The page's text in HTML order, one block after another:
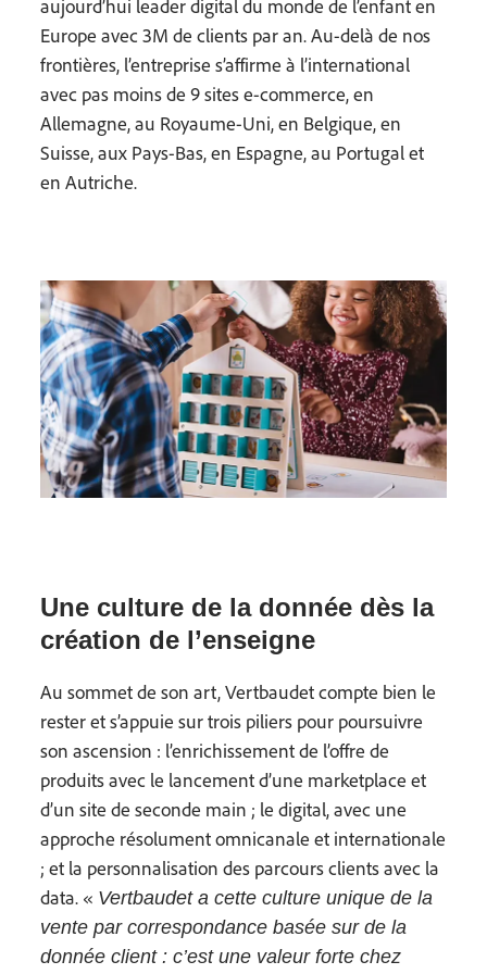
aujourd’hui leader digital du monde de l’enfant en
Europe avec 3M de clients par an. Au-delà de nos
frontières, l’entreprise s’affirme à l’international
avec pas moins de 9 sites e-commerce, en
Allemagne, au Royaume-Uni, en Belgique, en
Suisse, aux Pays-Bas, en Espagne, au Portugal et
en Autriche.
Une culture de la donnée dès la
création de l’enseigne
Au sommet de son art, Vertbaudet compte bien le
rester et s’appuie sur trois piliers pour poursuivre
son ascension : l’enrichissement de l’offre de
produits avec le lancement d’une marketplace et
d’un site de seconde main ; le digital, avec une
approche résolument omnicanale et internationale
; et la personnalisation des parcours clients avec la
data. « Vertbaudet a cette culture unique de la
vente par correspondance basée sur de la
donnée client : c’est une valeur forte chez